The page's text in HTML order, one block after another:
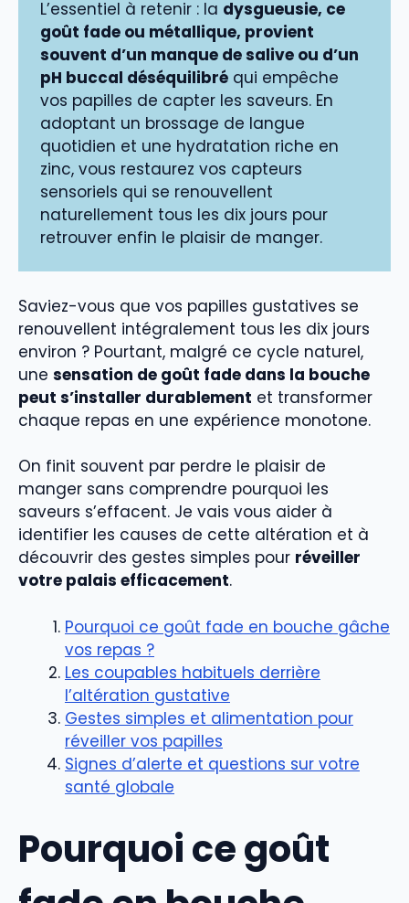
L’essentiel à retenir : la dysgueusie, ce
goût fade ou métallique, provient
souvent d’un manque de salive ou d’un
pH buccal déséquilibré qui empêche
vos papilles de capter les saveurs. En
adoptant un brossage de langue
quotidien et une hydratation riche en
zinc, vous restaurez vos capteurs
sensoriels qui se renouvellent
naturellement tous les dix jours pour
retrouver enfin le plaisir de manger.
Saviez-vous que vos papilles gustatives se
renouvellent intégralement tous les dix jours
environ ? Pourtant, malgré ce cycle naturel,
une sensation de goût fade dans la bouche
peut s’installer durablement et transformer
chaque repas en une expérience monotone.
On finit souvent par perdre le plaisir de
manger sans comprendre pourquoi les
saveurs s’effacent. Je vais vous aider à
identifier les causes de cette altération et à
découvrir des gestes simples pour réveiller
votre palais efficacement.
Pourquoi ce goût fade en bouche gâche
vos repas ?
Les coupables habituels derrière
l’altération gustative
Gestes simples et alimentation pour
réveiller vos papilles
Signes d’alerte et questions sur votre
santé globale
Pourquoi ce goût